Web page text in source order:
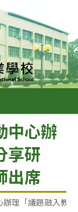
中心辦
享研
出席
理「議題融入教